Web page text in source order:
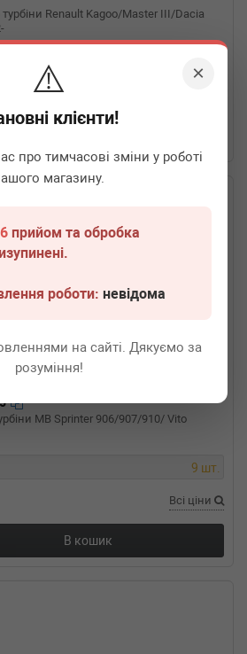
×
⚠️
клієнти!
про тимчасові зміни у роботі
магазину.
прийом та обробка
роботи:невідома
на сайті. Дякуємо за
розуміння!
Renault Kagoo/Master III/Dacia
MB Sprinter 906/907/910/ Vito
9 шт.
Всі ціни
В кошик